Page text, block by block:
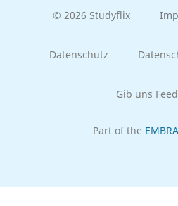
© 2026 Studyflix
Datenschutz
Gib uns
Part of the